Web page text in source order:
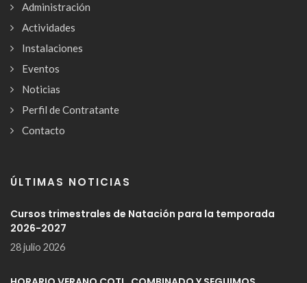
Administración
Actividades
Instalaciones
Eventos
Noticias
Perfil de Contratante
Contacto
ÚLTIMAS NOTICIAS
Cursos trimestrales de Natación para la temporada
2026-2027
28 julio 2026